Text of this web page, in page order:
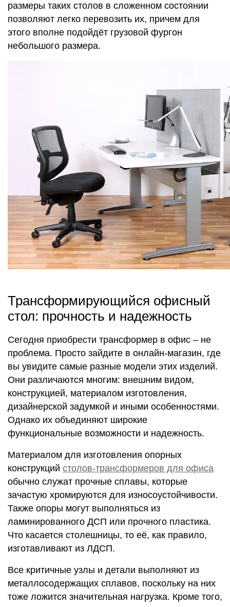
размеры таких столов в сложенном состоянии
позволяют легко перевозить их, причем для
этого вполне подойдёт грузовой фургон
небольшого размера.
Трансформирующийся офисный
стол: прочность и надежность
Сегодня приобрести трансформер в офис – не
проблема. Просто зайдите в онлайн-магазин, где
вы увидите самые разные модели этих изделий.
Они различаются многим: внешним видом,
конструкцией, материалом изготовления,
дизайнерской задумкой и иными особенностями.
Однако их объединяют широкие
функциональные возможности и надежность.
Материалом для изготовления опорных
конструкций столов-трансформеров для офиса
обычно служат прочные сплавы, которые
зачастую хромируются для износоустойчивости.
Также опоры могут выполняться из
ламинированного ДСП или прочного пластика.
Что касается столешницы, то её, как правило,
изготавливают из ЛДСП.
Все критичные узлы и детали выполняют из
металлосодержащих сплавов, поскольку на них
тоже ложится значительная нагрузка. Кроме того,